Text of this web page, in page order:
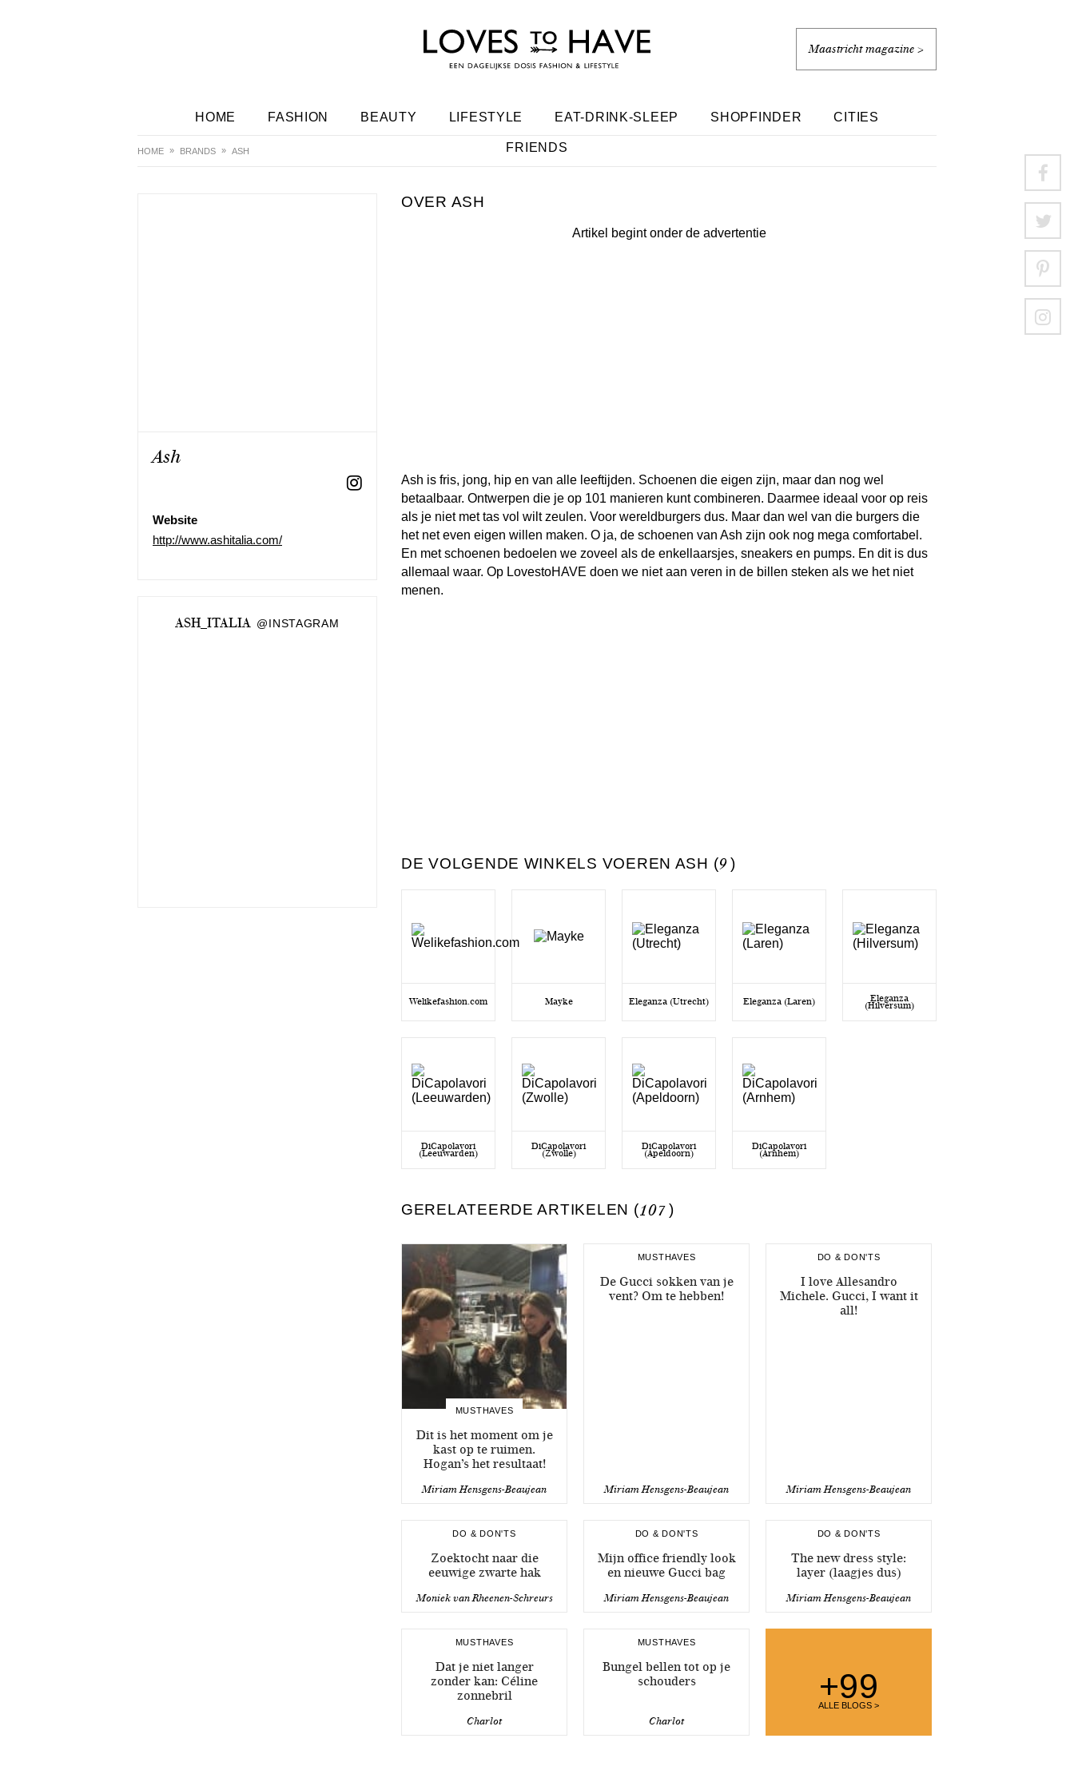
Maastricht magazine >
HOME FASHION BEAUTY LIFESTYLE EAT-DRINK-SLEEP SHOPFINDER CITIES
FRIENDS
HOME BRANDS ASH
Ash
Website
http://www.ashitalia.com/
ASH_ITALIA @INSTAGRAM
ASH
Artikel begint onder de advertentie
Ash is fris, jong, hip en van alle leeftijden. Schoenen die eigen zijn, maar dan nog wel
betaalbaar. Ontwerpen die je op 101 manieren kunt combineren. Daarmee ideaal voor op reis
als je niet met tas vol wilt zeulen. Voor wereldburgers dus. Maar dan wel van die burgers die
het net even eigen willen maken. O ja, de schoenen van Ash zijn ook nog mega comfortabel.
En met schoenen bedoelen we zoveel als de enkellaarsjes, sneakers en pumps. En dit is dus
allemaal waar. Op LovestoHAVE doen we niet aan veren in de billen steken als we het niet
menen.
DE VOLGENDE WINKELS VOEREN ASH (9 )
Welikefashion.com Mayke Eleganza (Utrecht) Eleganza (Laren) Eleganza
(Hilversum)
DiCapolavori
(Leeuwarden)
DiCapolavori
(Zwolle)
DiCapolavori
(Apeldoorn)
DiCapolavori
(Arnhem)
GERELATEERDE ARTIKELEN (107 )
MUSTHAVES
Dit is het moment om je
kast op te ruimen.
Hogan’s het resultaat!
Miriam Hensgens-Beaujean
MUSTHAVES
De Gucci sokken van je
vent? Om te hebben!
Miriam Hensgens-Beaujean
DO & DON'TS
I love Allesandro
Michele. Gucci, I want it
all!
Miriam Hensgens-Beaujean
DO & DON'TS
Zoektocht naar die
eeuwige zwarte hak
Moniek van Rheenen-Schreurs
DO & DON'TS
Mijn office friendly look
en nieuwe Gucci bag
Miriam Hensgens-Beaujean
DO & DON'TS
The new dress style:
layer (laagjes dus)
Miriam Hensgens-Beaujean
MUSTHAVES
Dat je niet langer
zonder kan: Céline
zonnebril
Charlot
MUSTHAVES
Bungel bellen tot op je
schouders
Charlot
+99
ALLE BLOGS >